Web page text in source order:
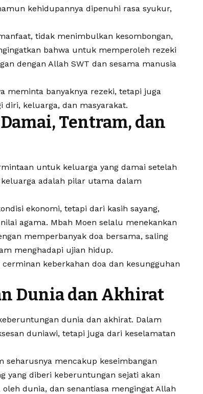
kehidupannya dipenuhi rasa syukur,
tidak menimbulkan kesombongan,
bahwa untuk memperoleh rezeki
dengan Allah SWT dan sesama manusia
meminta banyaknya rezeki, tetapi juga
keluarga, dan masyarakat.
Tentram, dan
untuk keluarga yang damai setelah
adalah pilar utama dalam
ekonomi, tetapi dari kasih sayang,
agama. Mbah Moen selalu menekankan
memperbanyak doa bersama, saling
menghadapi ujian hidup.
keberkahan doa dan kesungguhan
Dunia dan Akhirat
dunia dan akhirat. Dalam
duniawi, tetapi juga dari keselamatan
seharusnya mencakup keseimbangan
yang diberi keberuntungan sejati akan
dunia, dan senantiasa mengingat Allah